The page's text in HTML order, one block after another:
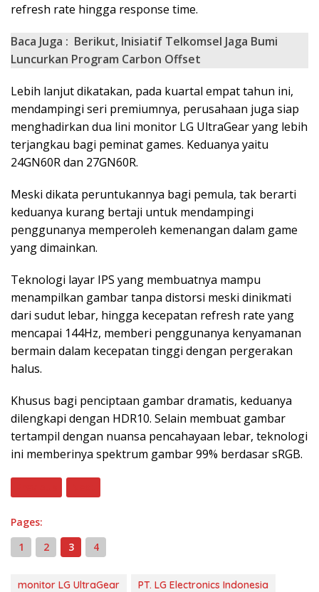
refresh rate hingga response time.
Baca Juga : Berikut, Inisiatif Telkomsel Jaga Bumi
Luncurkan Program Carbon Offset
Lebih lanjut dikatakan, pada kuartal empat tahun ini,
mendampingi seri premiumnya, perusahaan juga siap
menghadirkan dua lini monitor LG UltraGear yang lebih
terjangkau bagi peminat games. Keduanya yaitu
24GN60R dan 27GN60R.
Meski dikata peruntukannya bagi pemula, tak berarti
keduanya kurang bertaji untuk mendampingi
penggunanya memperoleh kemenangan dalam game
yang dimainkan.
Teknologi layar IPS yang membuatnya mampu
menampilkan gambar tanpa distorsi meski dinikmati
dari sudut lebar, hingga kecepatan refresh rate yang
mencapai 144Hz, memberi penggunanya kenyamanan
bermain dalam kecepatan tinggi dengan pergerakan
halus.
Khusus bagi penciptaan gambar dramatis, keduanya
dilengkapi dengan HDR10. Selain membuat gambar
tertampil dengan nuansa pencahayaan lebar, teknologi
ini memberinya spektrum gambar 99% berdasar sRGB.
Pages:
1
2 3 4
monitor LG UltraGear PT. LG Electronics Indonesia